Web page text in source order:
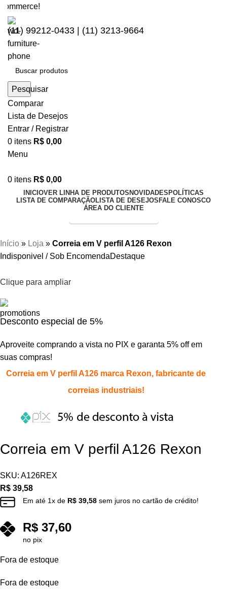
(11) 99212-0433 | (11) 3213-9664
Pesquisar
Comparar
Lista de Desejos
Entrar / Registrar
0 itens R$ 0,00
Menu
0 itens R$ 0,00
INICIOVER LINHA DE PRODUTOS NOVIDADES POLÍTICAS
LISTA DE COMPARAÇÃOLISTA DE DESEJOS FALE CONOSCO
ÁREA DO CLIENTE
Início » Loja »Correia em V perfil A126 Rexon
Indisponivel / Sob EncomendaDestaque
Clique para ampliar
Desconto especial de 5%
Aproveite comprando a vista no PIX e garanta 5% off em
suas compras!
Correia em V perfil A126 marca Rexon, fabricante de
correias industriais!
Correia em V perfil A126 Rexon
SKU:A126REX
R$ 39,58
Em até 1x de R$ 39,58 sem juros no cartão de crédito!
R$ 37,60
no pix
Fora de estoque
Fora de estoque